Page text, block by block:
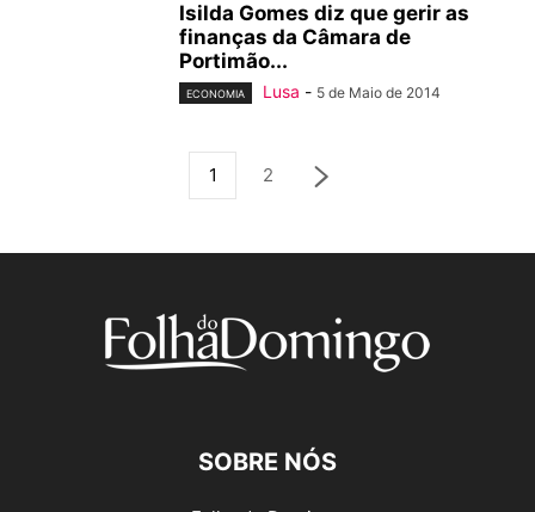
Isilda Gomes diz que gerir as
finanças da Câmara de
Portimão...
ECONOMIA Lusa - 5 de Maio de 2014
1 2
SOBRE NÓS